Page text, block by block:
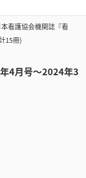
本看護協会機関誌『看
15冊)
4月号～2024年3